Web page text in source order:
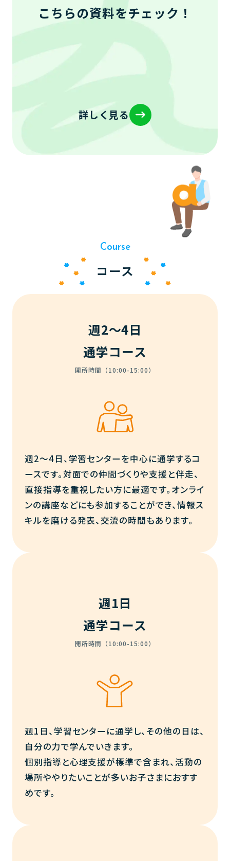
こちらの資料をチェック！
詳しく見る
Course
コース
週2～4日
通学コース
開所時間（10:00-15:00）
週2〜4日、学習センターを中心に通学するコ
ースです。対面での仲間づくりや支援と伴走、
直接指導を重視したい方に最適です。オンライ
ンの講座などにも参加することができ、情報ス
キルを磨ける発表、交流の時間もあります。
週1日
通学コース
開所時間（10:00-15:00）
週1日、学習センターに通学し、その他の日は、
自分の力で学んでいきます。
個別指導と心理支援が標準で含まれ、活動の
場所ややりたいことが多いお子さまにおすす
めです。